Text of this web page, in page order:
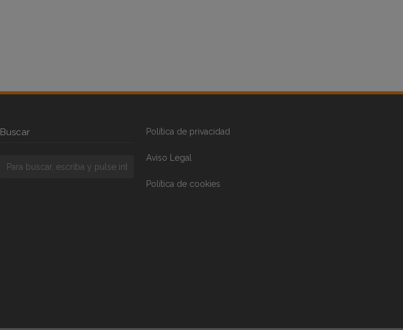
Buscar Política de privacidad
Aviso Legal
Política de cookies